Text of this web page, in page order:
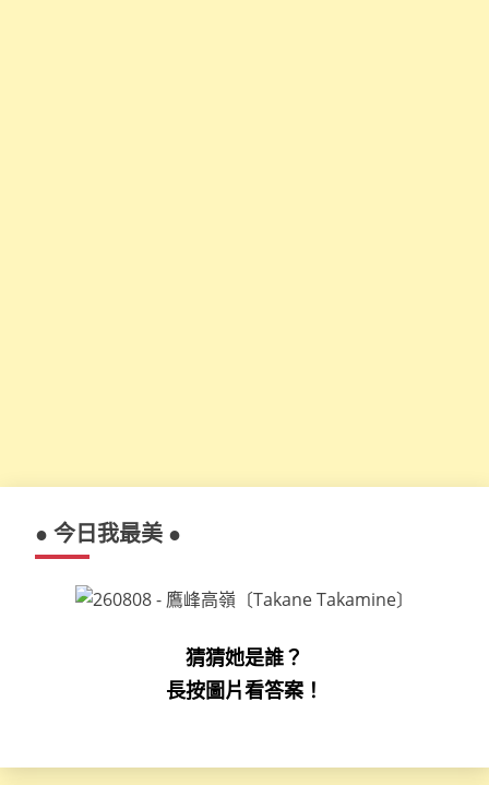
● 今日我最美 ●
猜猜她是誰？
長按圖片看答案！